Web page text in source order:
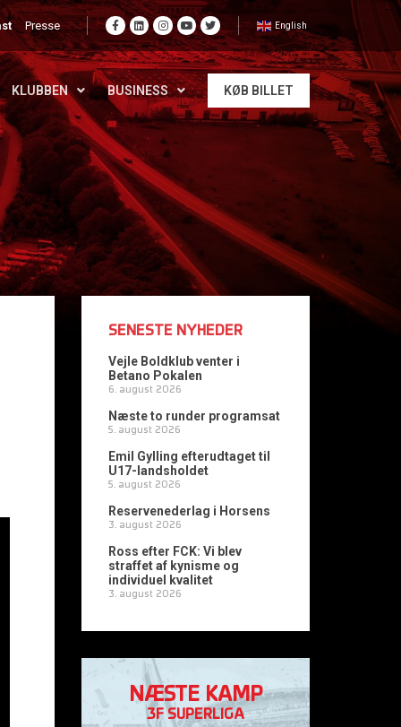
Presse English
KLUBBEN BUSINESS KØB BILLET
SENESTE NYHEDER
Vejle Boldklub venter i
Betano Pokalen
6. august 2026
Næste to runder programsat
5. august 2026
Emil Gylling efterudtaget til
U17-landsholdet
5. august 2026
Reservenederlag i Horsens
3. august 2026
Ross efter FCK: Vi blev
straffet af kynisme og
individuel kvalitet
3. august 2026
NÆSTE KAMP
3F SUPERLIGA